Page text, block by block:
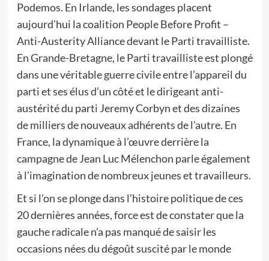
Podemos. En Irlande, les sondages placent
aujourd’hui la coalition People Before Profit –
Anti-Austerity Alliance devant le Parti travailliste.
En Grande-Bretagne, le Parti travailliste est plongé
dans une véritable guerre civile entre l’appareil du
parti et ses élus d’un côté et le dirigeant anti-
austérité du parti Jeremy Corbyn et des dizaines
de milliers de nouveaux adhérents de l’autre. En
France, la dynamique à l’œuvre derrière la
campagne de Jean Luc Mélenchon parle également
à l’imagination de nombreux jeunes et travailleurs.
Et si l’on se plonge dans l’histoire politique de ces
20 dernières années, force est de constater que la
gauche radicale n’a pas manqué de saisir les
occasions nées du dégoût suscité par le monde